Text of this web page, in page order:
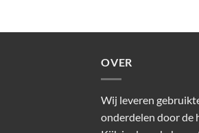
OVER
Wij leveren
onderdelen door de